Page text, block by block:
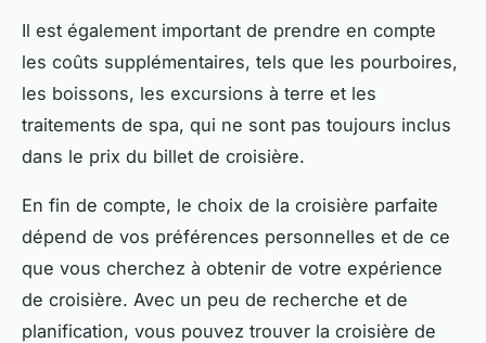
Il est également important de prendre en compte
les coûts supplémentaires, tels que les pourboires,
les boissons, les excursions à terre et les
traitements de spa, qui ne sont pas toujours inclus
dans le prix du billet de croisière.
En fin de compte, le choix de la croisière parfaite
dépend de vos préférences personnelles et de ce
que vous cherchez à obtenir de votre expérience
de croisière. Avec un peu de recherche et de
planification, vous pouvez trouver la croisière de